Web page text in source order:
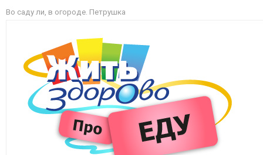
Во саду ли, в огороде. Петрушка